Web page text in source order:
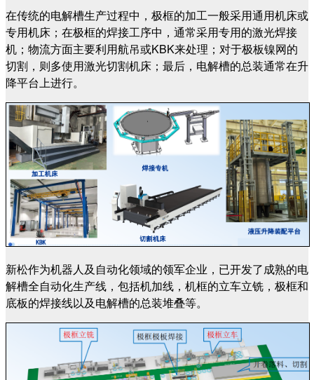
在传统的电解槽生产过程中，极框的加工一般采用通用机床或
专用机床；在极框的焊接工序中，通常采用专用的激光焊接
机；物流方面主要利用航吊或KBK来处理；对于极板镍网的
切割，则多使用激光切割机床；最后，电解槽的总装通常在升
降平台上进行。
新松作为机器人及自动化领域的领军企业，已开发了成熟的电
解槽全自动化生产线，包括机加线，机框的立车立铣，极框和
底板的焊接线以及电解槽的总装堆叠等。